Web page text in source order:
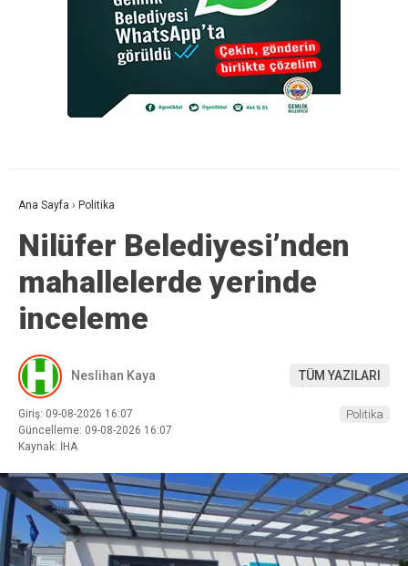
Ana Sayfa › Politika
Nilüfer Belediyesi’nden
mahallelerde yerinde
inceleme
Neslihan Kaya TÜM YAZILARI
Giriş: 09-08-2026 16:07
Güncelleme: 09-08-2026 16:07
Kaynak: İHA
Politika